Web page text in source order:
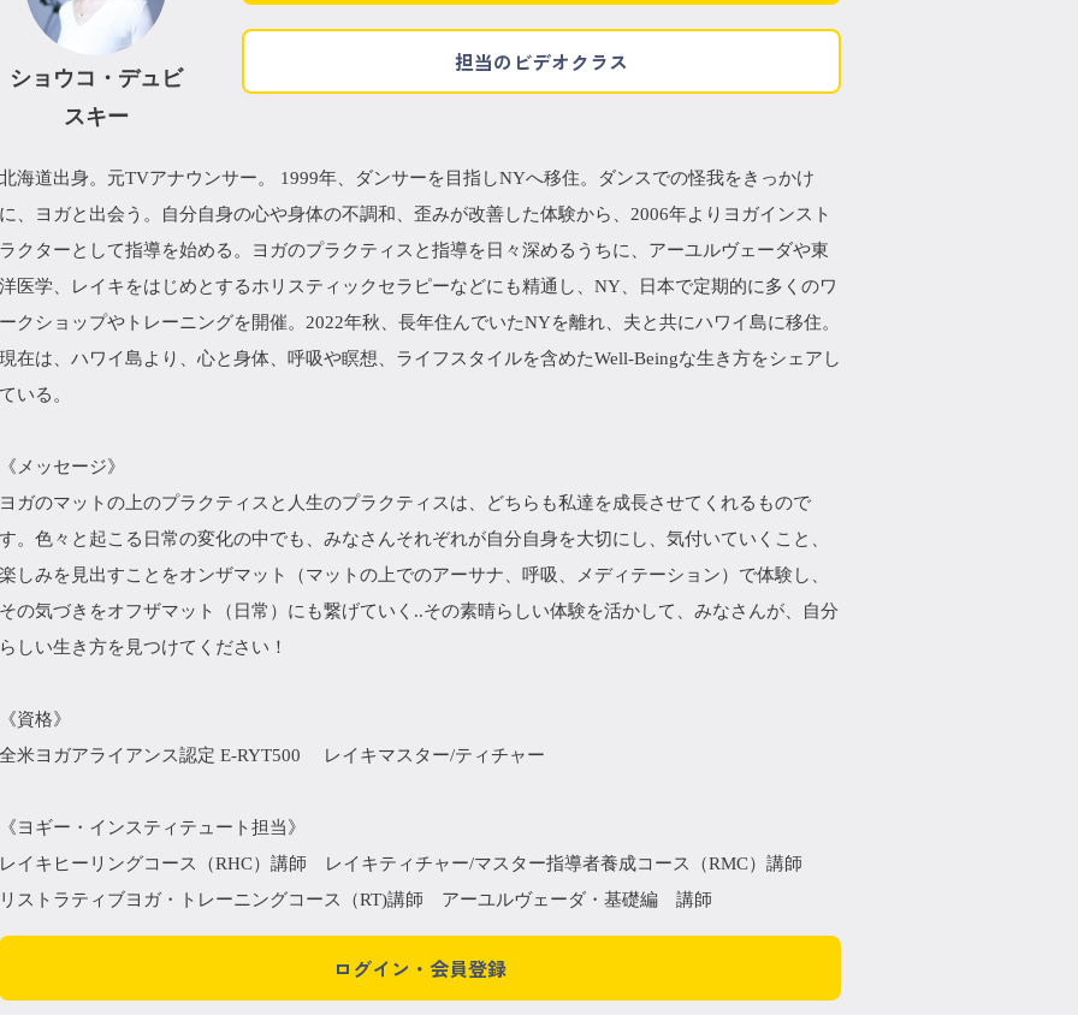
ショウコ・デュビ
スキー
担当のビデオクラス
北海道出身。元TVアナウンサー。 1999年、ダンサーを目指しNYへ移住。ダンスでの怪我をきっかけ
に、ヨガと出会う。自分自身の心や身体の不調和、歪みが改善した体験から、2006年よりヨガインスト
ラクターとして指導を始める。ヨガのプラクティスと指導を日々深めるうちに、アーユルヴェーダや東
洋医学、レイキをはじめとするホリスティックセラピーなどにも精通し、NY、日本で定期的に多くのワ
ークショップやトレーニングを開催。2022年秋、長年住んでいたNYを離れ、夫と共にハワイ島に移住。
現在は、ハワイ島より、心と身体、呼吸や瞑想、ライフスタイルを含めたWell-Beingな生き方をシェアし
ている。
《メッセージ》
ヨガのマットの上のプラクティスと人生のプラクティスは、どちらも私達を成長させてくれるもので
す。色々と起こる日常の変化の中でも、みなさんそれぞれが自分自身を大切にし、気付いていくこと、
楽しみを見出すことをオンザマット（マットの上でのアーサナ、呼吸、メディテーション）で体験し、
その気づきをオフザマット（日常）にも繋げていく..その素晴らしい体験を活かして、みなさんが、自分
らしい生き方を見つけてください！
《資格》
全米ヨガアライアンス認定 E-RYT500 レイキマスター/ティチャー
《ヨギー・インスティテュート担当》
レイキヒーリングコース（RHC）講師 レイキティチャー/マスター指導者養成コース（RMC）講師
リストラティブヨガ・トレーニングコース（RT)講師 アーユルヴェーダ・基礎編 講師
ログイン・会員登録